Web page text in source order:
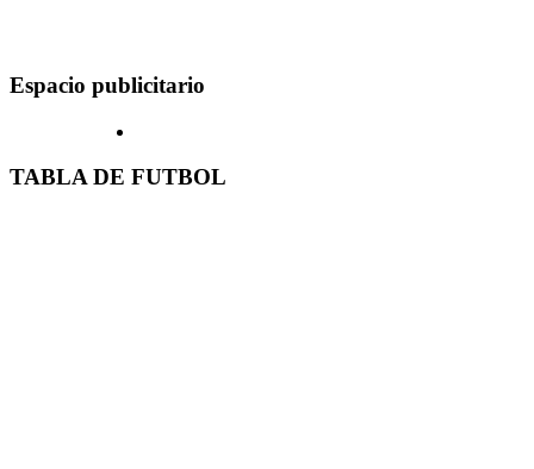
Espacio publicitario
TABLA DE FUTBOL